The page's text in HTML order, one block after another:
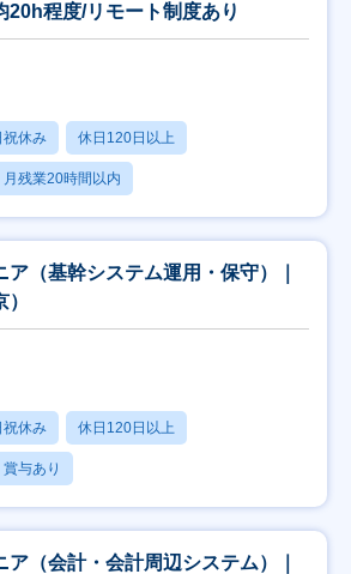
20h程度/リモート制度あり
祝休み 休日120日以上
月残業20時間以内
ア（基幹システム運用・保守）｜
祝休み 休日120日以上
賞与あり
ア（会計・会計周辺システム）｜